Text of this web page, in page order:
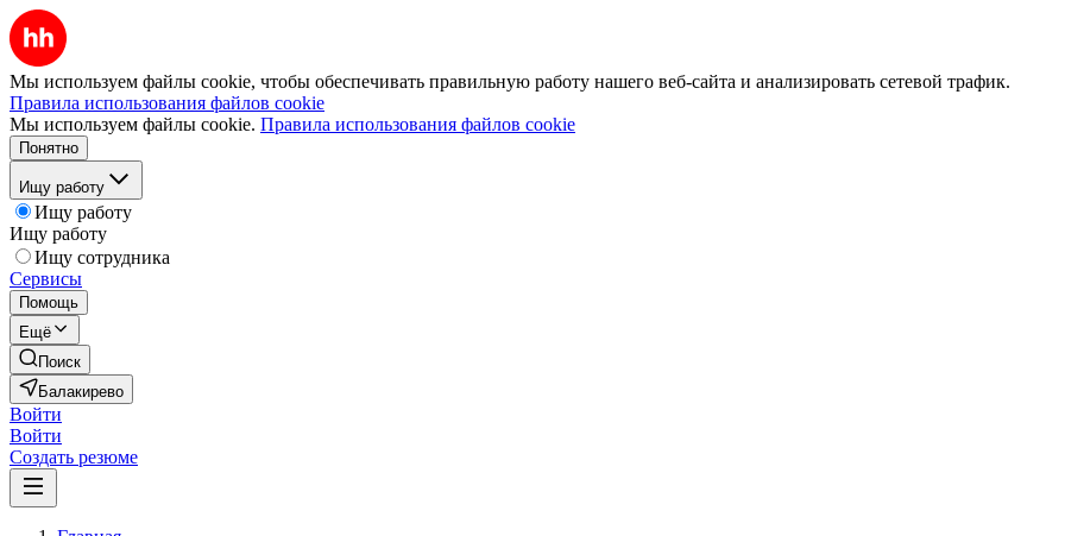
Мы используем файлы cookie, чтобы обеспечивать правильную работу нашего веб-сайта и анализировать сетевой трафик.
Правила использования файлов cookie
Мы используем файлы cookie. Правила использования файлов cookie
Понятно
Ищу работу
Ищу работу
Ищу работу
Ищу сотрудника
Сервисы
Помощь
Ещё
Поиск
Балакирево
Войти
Войти
Создать резюме